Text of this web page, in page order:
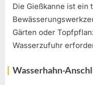
Die Gießkanne ist ein
Gärten oder
Wasserzufuhr
Wasserhahn-